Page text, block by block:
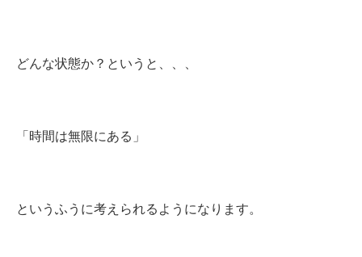
どんな状態か？というと、、、
「時間は無限にある」
というふうに考えられるようになります。